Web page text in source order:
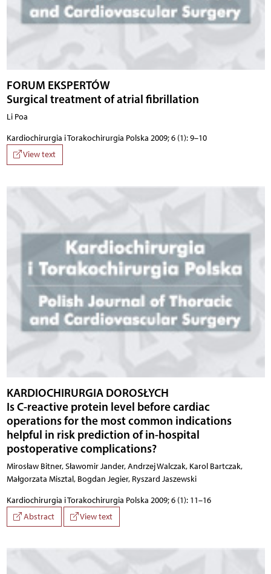
FORUM EKSPERTÓW
Surgical treatment of atrial fibrillation
Li Poa
Kardiochirurgia i Torakochirurgia Polska 2009; 6 (1): 9–10
View text
KARDIOCHIRURGIA DOROSŁYCH
Is C-reactive protein level before cardiac
operations for the most common indications
helpful in risk prediction of in-hospital
postoperative complications?
Mirosław Bitner, Sławomir Jander, Andrzej Walczak, Karol Bartczak,
Małgorzata Misztal, Bogdan Jegier, Ryszard Jaszewski
Kardiochirurgia i Torakochirurgia Polska 2009; 6 (1): 11–16
Abstract
View text